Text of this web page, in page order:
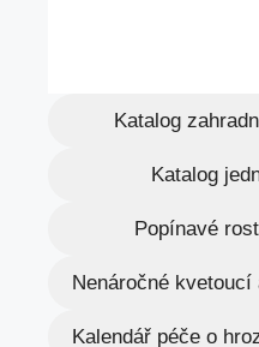
Katalog
Katalog
Popínavé
Nenáročné
Kalendář péče o